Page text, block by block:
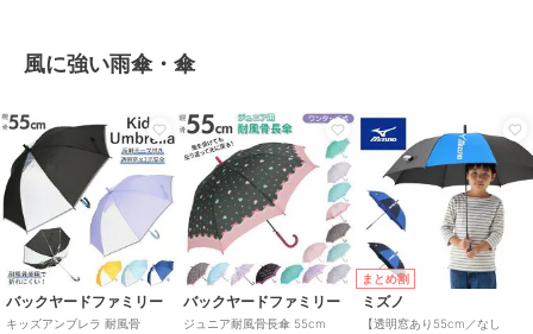
風に強い雨傘・傘
バックヤードファミリー
キッズアンブレラ 耐風骨
バックヤードファミリー
ジュニア耐風骨長傘 55cm
まとめ割
ミズノ
【透明窓あり55cm／なし